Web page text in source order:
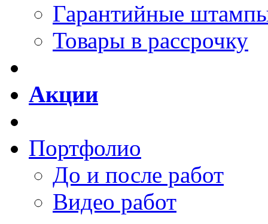
Гарантийные
Товары в рассрочку
Акции
Портфолио
До и после работ
Видео работ